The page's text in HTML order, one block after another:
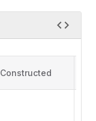
Constructed